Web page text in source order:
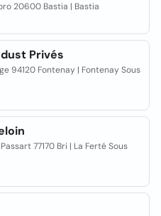
20600 Bastia | Bastia
Privés
94120 Fontenay | Fontenay Sous
77170 Bri | La Ferté Sous